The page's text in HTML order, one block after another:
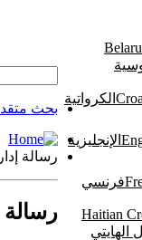
الكرواتية
الإنجليزية
فرنسي
الهايتي
بحث
رسالة
رسالة